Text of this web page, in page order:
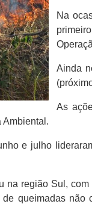
Na
Ainda
As
e julho
na região Sul,
queimadas não